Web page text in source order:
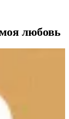
любовь